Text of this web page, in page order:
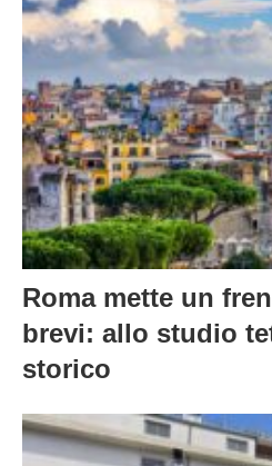
Roma mette un
brevi: allo studio
storico